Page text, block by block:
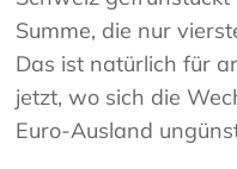
Summe, die nur
Das ist natürlich für
jetzt, wo sich die
Euro-Ausland